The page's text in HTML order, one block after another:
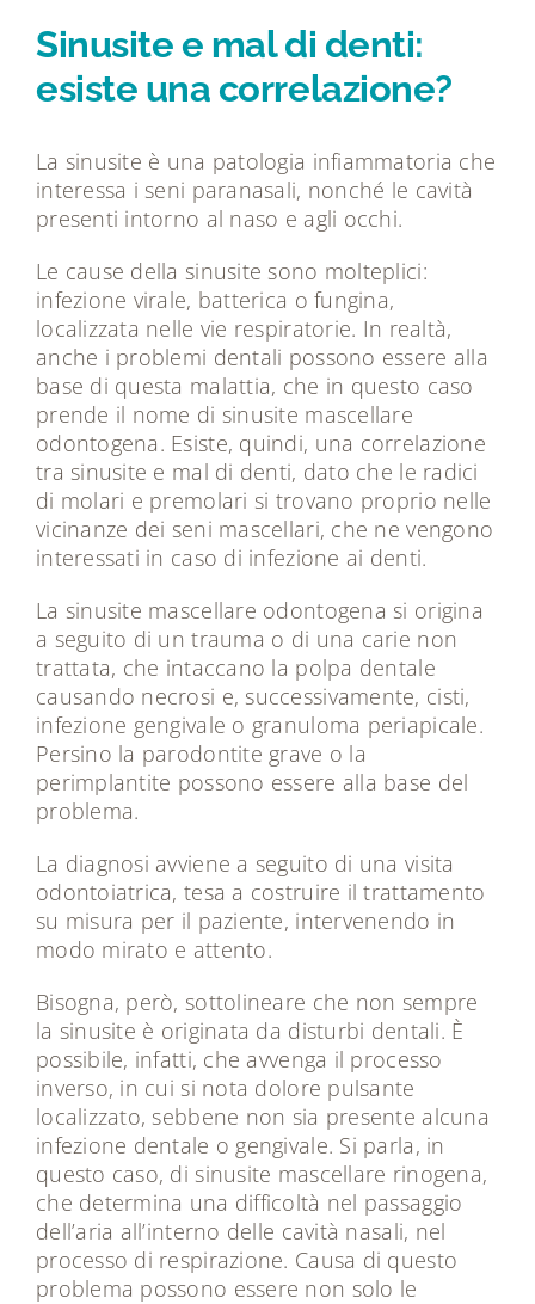
Dicono di noi
Magazine
Sinusite e mal di denti:
esiste una correlazione?
La sinusite è una patologia infiammatoria che
interessa i seni paranasali, nonché le cavità
presenti intorno al naso e agli occhi.
Le cause della sinusite sono molteplici:
infezione virale, batterica o fungina,
localizzata nelle vie respiratorie. In realtà,
anche i problemi dentali possono essere alla
base di questa malattia, che in questo caso
prende il nome di sinusite mascellare
odontogena. Esiste, quindi, una correlazione
tra sinusite e mal di denti, dato che le radici
di molari e premolari si trovano proprio nelle
vicinanze dei seni mascellari, che ne vengono
interessati in caso di infezione ai denti.
La sinusite mascellare odontogena si origina
a seguito di un trauma o di una carie non
trattata, che intaccano la polpa dentale
causando necrosi e, successivamente, cisti,
infezione gengivale o granuloma periapicale.
Persino la parodontite grave o la
perimplantite possono essere alla base del
problema.
La diagnosi avviene a seguito di una visita
odontoiatrica, tesa a costruire il trattamento
su misura per il paziente, intervenendo in
modo mirato e attento.
Bisogna, però, sottolineare che non sempre
la sinusite è originata da disturbi dentali. È
possibile, infatti, che avvenga il processo
inverso, in cui si nota dolore pulsante
localizzato, sebbene non sia presente alcuna
infezione dentale o gengivale. Si parla, in
questo caso, di sinusite mascellare rinogena,
che determina una difficoltà nel passaggio
dell’aria all’interno delle cavità nasali, nel
processo di respirazione. Causa di questo
problema possono essere non solo le